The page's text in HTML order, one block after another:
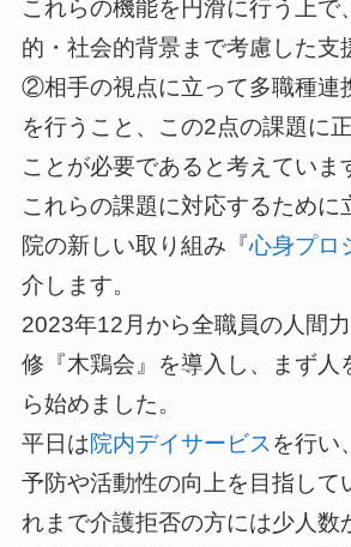
これらの機能を円滑に行う上
的・社会的背景まで考慮した支
②相手の視点に立って多職種連
を行うこと、この2点の課題に
ことが必要であると考えていま
これらの課題に対応するために
院の新しい取り組み『心身プロ
介します。
2023年12月から全職員の人間
修『木鶏会』を導入し、まず人
ら始めました。
平日は院内デイサービス を行い
予防や活動性の向上を目指して
れまで介護拒否の方には少人数